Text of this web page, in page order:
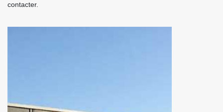
contacter.